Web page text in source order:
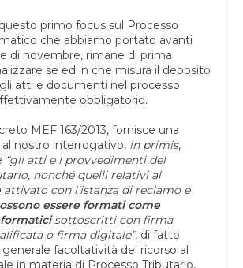
primo focus sul Processo
che abbiamo portato avanti
di novembre, rimane di prima
se ed in che misura il deposito
atti e documenti nel processo
obbligatorio.
MEF 163/2013, fornisce una
al nostro interrogativo, in primis,
“gli atti e i provvedimenti del
nonché quelli relativi al
con l’istanza di reclamo e
essere formati come
sottoscritti con firma
o firma digitale”, di fatto
facoltatività del ricorso al
in materia di Processo Tributario,